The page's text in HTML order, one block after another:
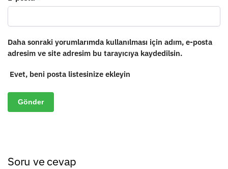
Daha sonraki yorumlarımda kullanılması için adım, e-posta
adresim ve site adresim bu tarayıcıya kaydedilsin.
Evet, beni posta listesinize ekleyin
Soru ve cevap